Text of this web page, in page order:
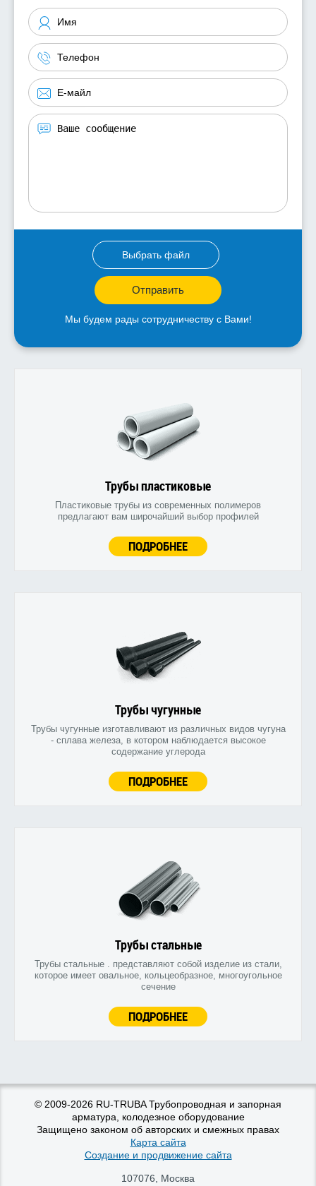
Выбрать файл
Отправить
Мы будем рады сотрудничеству с Вами!
Трубы пластиковые
Пластиковые трубы из современных полимеров
предлагают вам широчайший выбор профилей
ПОДРОБНЕЕ
Трубы чугунные
Трубы чугунные изготавливают из различных видов чугуна
- сплава железа, в котором наблюдается высокое
содержание углерода
ПОДРОБНЕЕ
Трубы стальные
Трубы стальные . представляют собой изделие из стали,
которое имеет овальное, кольцеобразное, многоугольное
сечение
ПОДРОБНЕЕ
© 2009-2026 RU-TRUBA Трубопроводная и запорная
арматура, колодезное оборудование
Защищено законом об авторских и смежных правах
Карта сайта
Создание и продвижение сайта
107076
Москва